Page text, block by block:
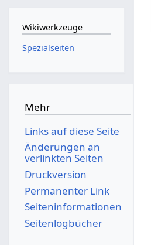
Wikiwerkzeuge
Spezialseiten
Mehr
Links auf diese Seite
Änderungen an
verlinkten Seiten
Druckversion
Permanenter Link
Seiten­­informationen
Seitenlogbücher